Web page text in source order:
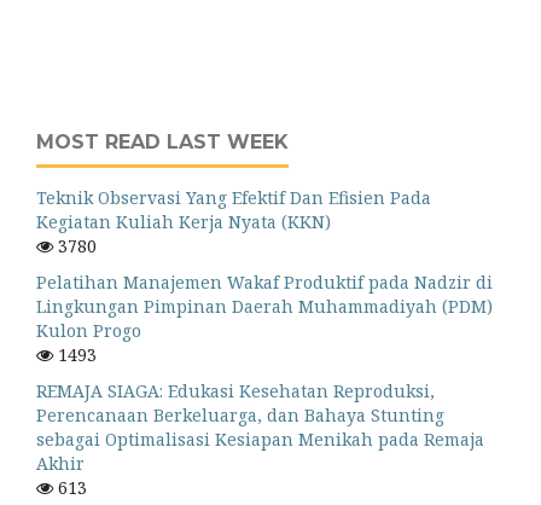
MOST READ LAST WEEK
Teknik Observasi Yang Efektif Dan Efisien Pada
Kegiatan Kuliah Kerja Nyata (KKN)
3780
Pelatihan Manajemen Wakaf Produktif pada Nadzir di
Lingkungan Pimpinan Daerah Muhammadiyah (PDM)
Kulon Progo
1493
REMAJA SIAGA: Edukasi Kesehatan Reproduksi,
Perencanaan Berkeluarga, dan Bahaya Stunting
sebagai Optimalisasi Kesiapan Menikah pada Remaja
Akhir
613